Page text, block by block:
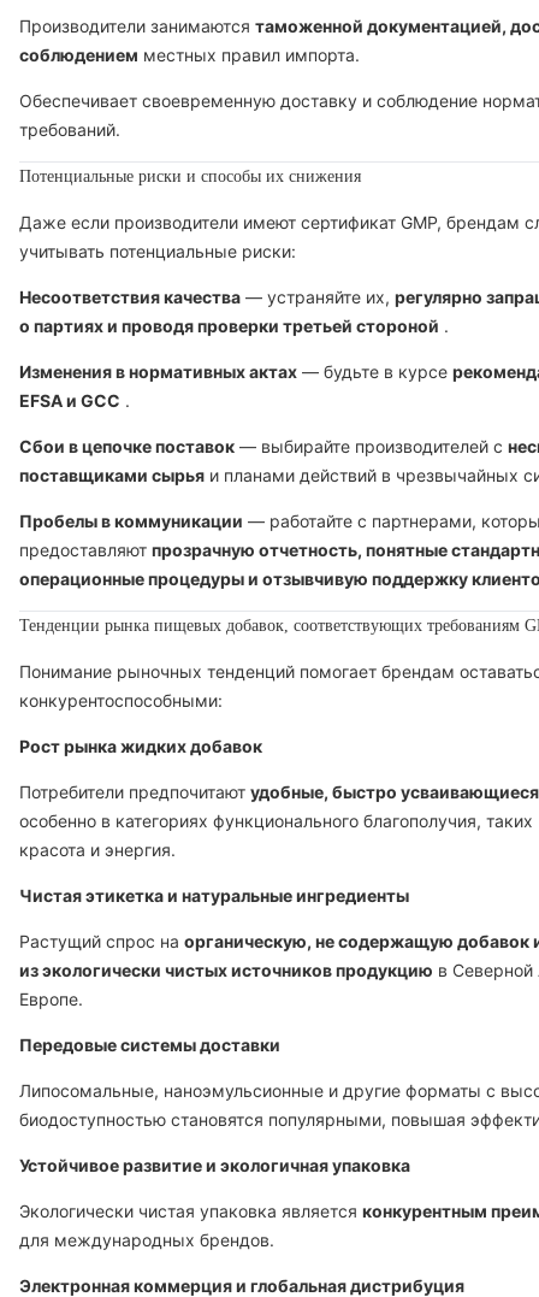
Производители занимаются таможенной документацией,
соблюдением местных правил импорта.
Обеспечивает своевременную доставку и соблюдение
требований.
Потенциальные риски и способы их снижения
Даже если производители имеют сертификат GMP, брендам
учитывать потенциальные риски:
Несоответствия качества — устраняйте их, регулярно
о партиях и проводя проверки третьей стороной .
Изменения в нормативных актах — будьте в курсе
EFSA и GCC .
Сбои в цепочке поставок — выбирайте производителей с
поставщиками сырья и планами действий в чрезвычайных
Пробелы в коммуникации — работайте с партнерами,
предоставляют прозрачную отчетность, понятные
операционные процедуры и отзывчивую поддержку
Тенденции рынка пищевых добавок, соответствующих требованиям
Понимание рыночных тенденций помогает брендам
конкурентоспособными:
Рост рынка жидких добавок
Потребители предпочитают удобные, быстро
особенно в категориях функционального благополучия,
красота и энергия.
Чистая этикетка и натуральные ингредиенты
Растущий спрос на органическую, не содержащую добавок
из экологически чистых источников продукцию в
Европе.
Передовые системы доставки
Липосомальные, наноэмульсионные и другие форматы с
биодоступностью становятся популярными, повышая
Устойчивое развитие и экологичная упаковка
Экологически чистая упаковка является конкурентным
для международных брендов.
Электронная коммерция и глобальная дистрибуция